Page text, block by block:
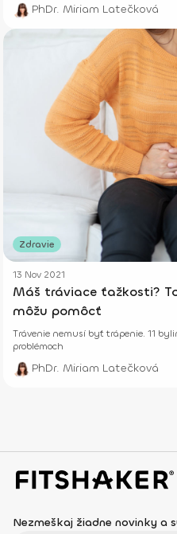
PhDr. Miriam Latečková
Zdravie
13 Nov 2021
Máš tráviace ťažkosti?
môžu pomôcť
Trávenie nemusí byť trápenie. 11 byliniek, ktoré pomôžu pri tráviacich
problémoch
PhDr. Miriam Latečková
Nezmeškaj žiadne novinky a